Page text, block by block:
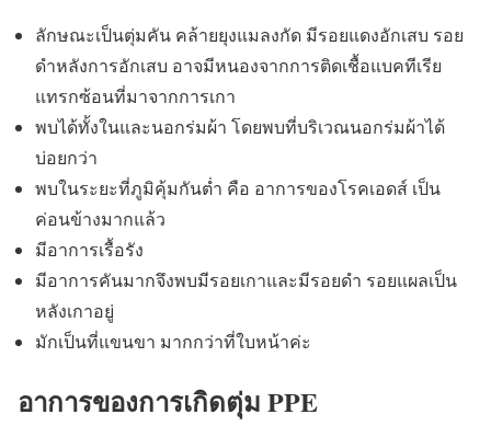
ลักษณะเป็นตุ่มคัน คล้ายยุงแมลงกัด มีรอยแดงอักเสบ รอย
ดำหลังการอักเสบ อาจมีหนองจากการติดเชื้อแบคทีเรีย
แทรกซ้อนที่มาจากการเกา
พบได้ทั้งในและนอกร่มผ้า โดยพบที่บริเวณนอกร่มผ้าได้
บ่อยกว่า
พบในระยะที่ภูมิคุ้มกันต่ำ คือ อาการของโรคเอดส์ เป็น
ค่อนข้างมากแล้ว
มีอาการเรื้อรัง
มีอาการคันมากจึงพบมีรอยเกาและมีรอยดำ รอยแผลเป็น
หลังเกาอยู่
มักเป็นที่แขนขา มากกว่าที่ใบหน้าค่ะ
อาการของการเกิดตุ่ม PPE